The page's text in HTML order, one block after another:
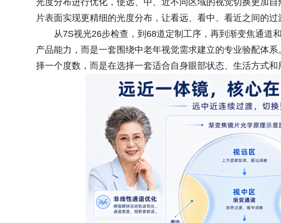
光度分布进行优化，使远、中、近不同区域的视觉切换更加
片表面实现更精细的光度分布，让看远、看中、看近之间的过
从7S视光26步检查，到68道定制工序，再到渐变焦通道
产品能力，而是一套围绕中老年视觉需求建立的专业验配体
择一个度数，而是在选择一套适合自身眼部状态、生活方式和